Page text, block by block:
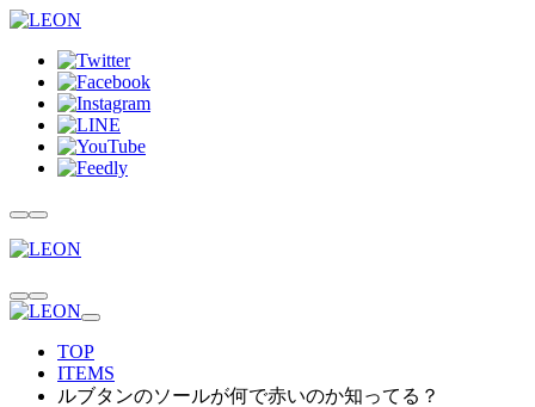
TOP
ITEMS
ルブタンのソールが何で赤いのか知ってる？